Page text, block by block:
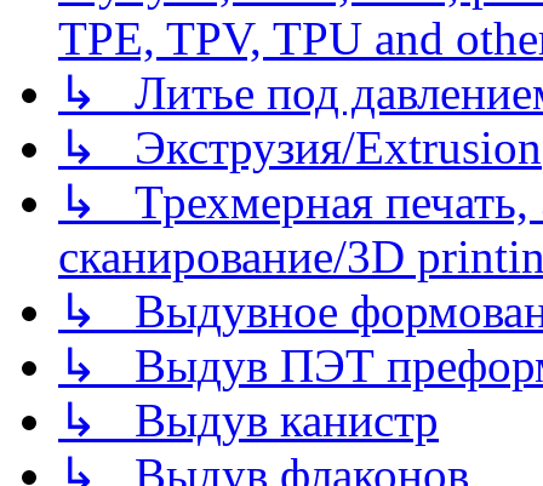
TPE, TPV, TPU and
↳ Литье под
↳ Экструзия/Extrusion
↳ Трехмерная
сканирование/3D
↳ Выдувное
↳ Выдув ПЭТ
↳ Выдув канистр
↳ Выдув флаконов